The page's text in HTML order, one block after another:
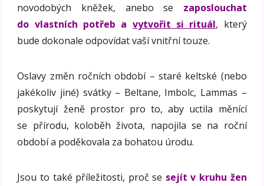
novodobých kněžek, anebo se zaposlouchat
do vlastních potřeb a vytvořit si rituál, který
bude dokonale odpovídat vaší vnitřní touze.
Oslavy změn ročních období – staré keltské (nebo
jakékoliv jiné) svátky – Beltane, Imbolc, Lammas –
poskytují ženě prostor pro to, aby uctila měnící
se přírodu, koloběh života, napojila se na roční
období a poděkovala za bohatou úrodu.
Jsou to také příležitosti, proč se sejít v kruhu žen